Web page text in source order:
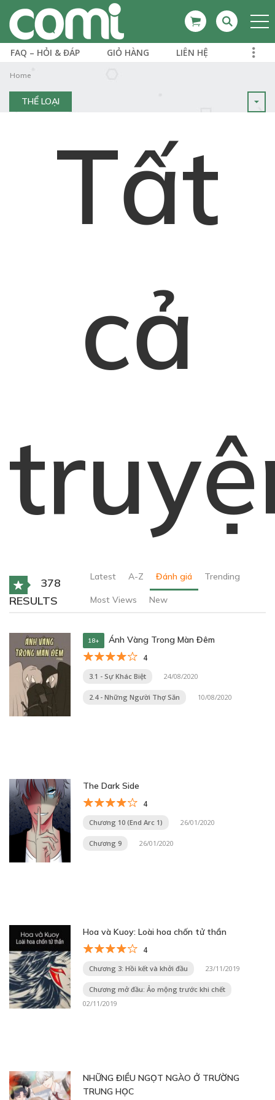
FAQ – HỎI & ĐÁP GIỎ HÀNG LIÊN HỆ
Home
THỂ LOẠI
Tất
cả
378
RESULTS
Latest A-Z Đánh giá Trending
Most Views New
18+ Ánh Vàng Trong Màn Đêm
4
3.1 - Sự Khác Biệt 24/08/2020
2.4 - Những Người Thợ Săn 10/08/2020
The Dark Side
4
Chương 10 (End Arc 1) 26/01/2020
Chương 9 26/01/2020
Hoa và Kuoy: Loài hoa chốn tử thần
4
Chương 3: Hồi kết và khởi đầu 23/11/2019
Chương mở đầu: Ảo mộng trước khi chết
02/11/2019
NHỮNG ĐIỀU NGỌT NGÀO Ở TRƯỜNG
TRUNG HỌC